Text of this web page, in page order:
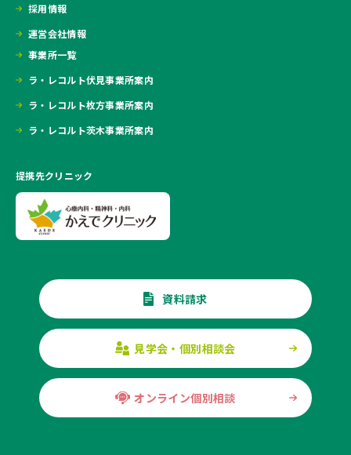
採用情報
運営会社情報
事業所一覧
ラ・レコルト伏見事業所案内
ラ・レコルト枚方事業所案内
ラ・レコルト茨木事業所案内
提携先クリニック
資料請求
見学会・個別相談会
オンライン個別相談